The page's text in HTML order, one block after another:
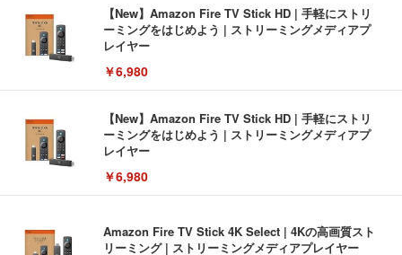
【New】Amazon Fire TV Stick HD | 手軽にストリ
ーミングをはじめよう | ストリーミングメディアプ
レイヤー
￥6,980
【New】Amazon Fire TV Stick HD | 手軽にストリ
ーミングをはじめよう | ストリーミングメディアプ
レイヤー
￥6,980
Amazon Fire TV Stick 4K Select | 4Kの高画質スト
リーミング | ストリーミングメディアプレイヤー